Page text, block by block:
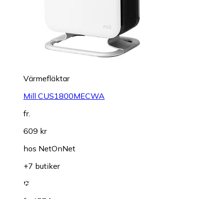
Värmefläktar
Mill CUS1800MECWA
fr.
609 kr
hos NetOnNet
+7 butiker